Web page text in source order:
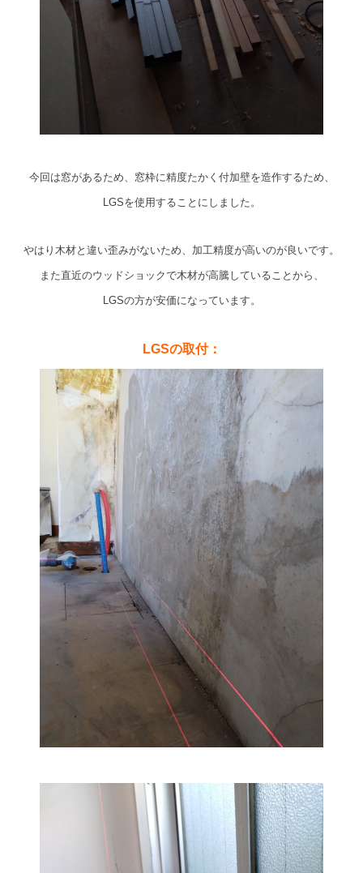
今回は窓があるため、窓枠に精度たかく付加壁を造作するため、
LGSを使用することにしました。
やはり木材と違い歪みがないため、加工精度が高いのが良いです。
また直近のウッドショックで木材が高騰していることから、
LGSの方が安価になっています。
LGSの取付：